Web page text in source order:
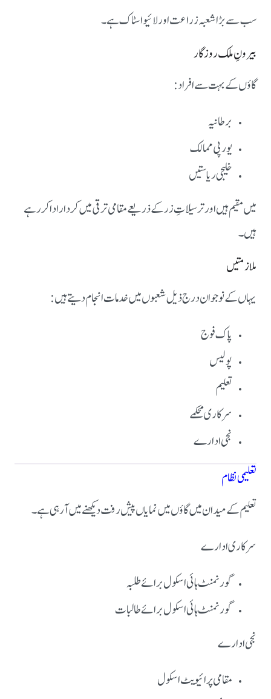
سب سے بڑا شعبہ زراعت اور لائیو اسٹاک ہے۔
بیرونِ ملک روزگار
گاؤں کے بہت سے افراد:
برطانیہ
یورپی ممالک
خلیجی ریاستیں
میں مقیم ہیں اور ترسیلاتِ زر کے ذریعے مقامی ترقی میں کردار ادا کر رہے
ہیں۔
ملازمتیں
یہاں کے نوجوان درج ذیل شعبوں میں خدمات انجام دیتے ہیں:
پاک فوج
پولیس
تعلیم
سرکاری محکمے
نجی ادارے
تعلیمی نظام
تعلیم کے میدان میں گاؤں میں نمایاں پیش رفت دیکھنے میں آ رہی ہے۔
سرکاری ادارے
گورنمنٹ ہائی اسکول برائے طلبہ
گورنمنٹ ہائی اسکول برائے طالبات
نجی ادارے
مقامی پرائیویٹ اسکول